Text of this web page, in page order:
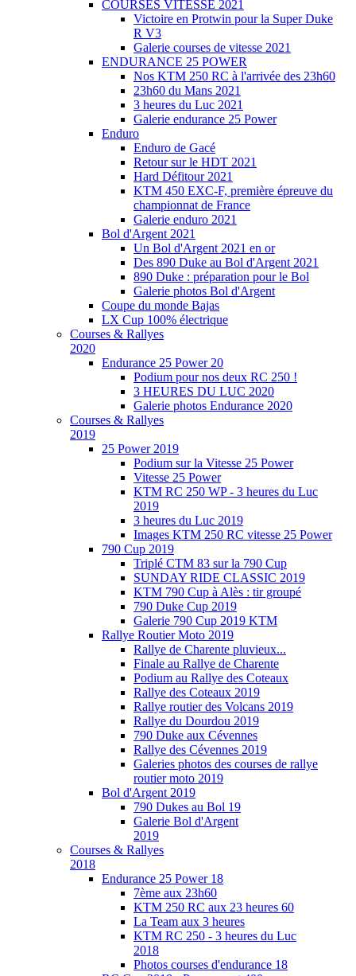
COURSES VITESSE 2021
Victoire en Protwin pour la Super Duke
R V3
Galerie courses de vitesse 2021
ENDURANCE 25 POWER
Nos KTM 250 RC à l'arrivée des 23h60
23h60 du Mans 2021
3 heures du Luc 2021
Galerie endurance 25 Power
Enduro
Enduro de Gacé
Retour sur le HDT 2021
Hard Défitour 2021
KTM 450 EXC-F, première épreuve du
championnat de France
Galerie enduro 2021
Bol d'Argent 2021
Un Bol d'Argent 2021 en or
Des 890 Duke au Bol d'Argent 2021
890 Duke : préparation pour le Bol
Galerie photos Bol d'Argent
Coupe du monde Bajas
LX Cup 100% électrique
Courses & Rallyes
2020
Endurance 25 Power 20
Podium pour nos deux RC 250 !
3 HEURES DU LUC 2020
Galerie photos Endurance 2020
Courses & Rallyes
2019
25 Power 2019
Podium sur la Vitesse 25 Power
Vitesse 25 Power
KTM RC 250 WP - 3 heures du Luc
2019
3 heures du Luc 2019
Images KTM 250 RC vitesse 25 Power
790 Cup 2019
Triplé CTM 83 sur la 790 Cup
SUNDAY RIDE CLASSIC 2019
KTM 790 Cup à Alès : tir groupé
790 Duke Cup 2019
Galerie 790 Cup 2019 KTM
Rallye Routier Moto 2019
Rallye de Charente pluvieux...
Finale au Rallye de Charente
Podium au Rallye des Coteaux
Rallye des Coteaux 2019
Rallye routier des Volcans 2019
Rallye du Dourdou 2019
790 Duke aux Cévennes
Rallye des Cévennes 2019
Galeries photos des courses de rallye
routier moto 2019
Bol d'Argent 2019
790 Dukes au Bol 19
Galerie Bol d'Argent
2019
Courses & Rallyes
2018
Endurance 25 Power 18
7ème aux 23h60
KTM 250 RC aux 23 heures 60
La Team aux 3 heures
KTM RC 250 - 3 heures du Luc
2018
Photos courses d'endurance 18